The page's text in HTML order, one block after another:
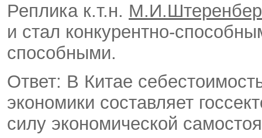
Реплика к.т.н.
и стал конкурентно-
способными.
Ответ: В Китае
экономики составляет
силу экономической